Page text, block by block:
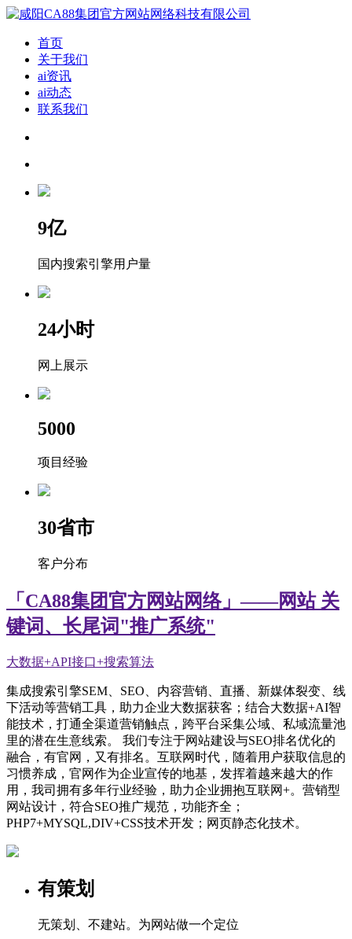
首页
关于我们
ai资讯
ai动态
联系我们
9亿
国内搜索引擎用户量
24小时
网上展示
5000
项目经验
30省市
客户分布
「CA88集团官方网站网络」——网站 关
键词、长尾词"推广系统"
大数据+API接口+搜索算法
集成搜索引擎SEM、SEO、内容营销、直播、新媒体裂变、线
下活动等营销工具，助力企业大数据获客；结合大数据+AI智
能技术，打通全渠道营销触点，跨平台采集公域、私域流量池
里的潜在生意线索。 我们专注于网站建设与SEO排名优化的
融合，有官网，又有排名。互联网时代，随着用户获取信息的
习惯养成，官网作为企业宣传的地基，发挥着越来越大的作
用，我司拥有多年行业经验，助力企业拥抱互联网+。营销型
网站设计，符合SEO推广规范，功能齐全；
PHP7+MYSQL,DIV+CSS技术开发；网页静态化技术。
有策划
无策划、不建站。为网站做一个定位